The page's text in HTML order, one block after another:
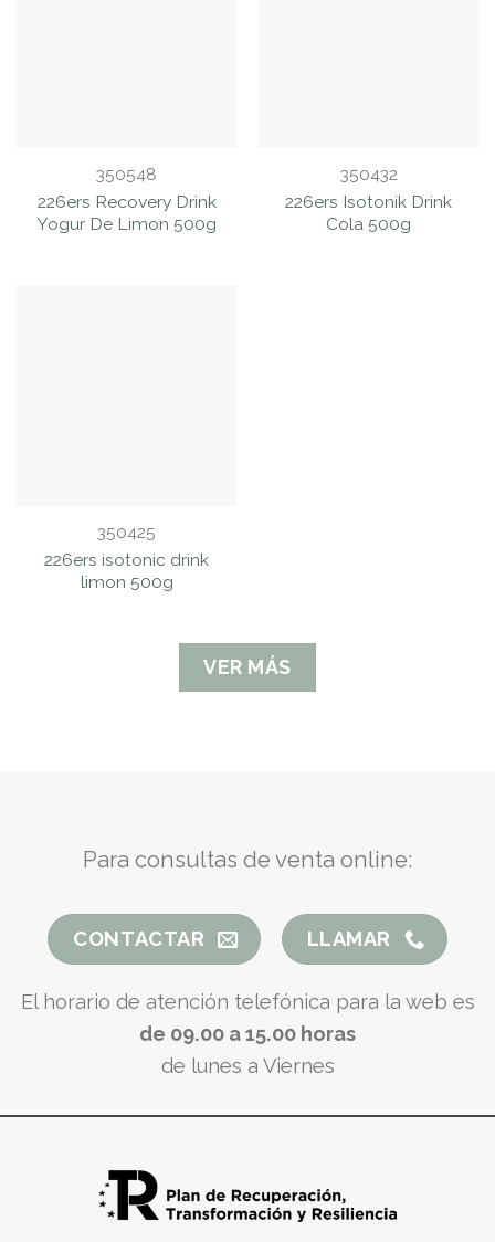
350548
226ers Recovery Drink
Yogur De Limon 500g
350432
226ers Isotonik Drink
Cola 500g
350425
226ers isotonic drink
limon 500g
VER MÁS
Para consultas de venta online:
CONTACTAR LLAMAR
El horario de atención telefónica para la web es
de 09.00 a 15.00 horas
de lunes a Viernes